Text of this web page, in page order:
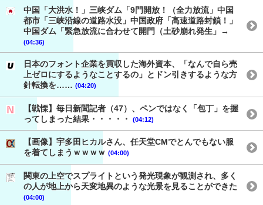
中国「大洪水！」三峡ダム「9門開放！（全力放流」中国
都市「三峡沿線の道路水没」中国政府「高速道路封鎖！」
中国ダム「緊急放流に合わせて開門（土砂崩れ発生」→
(04:36)
日本のフォント企業を買収した海外資本、「なんで自ら売
上ゼロにするようなことするの」とドン引きするような方
針転換を…… (04:20)
【戦慄】毎日新聞記者（47）、ペンではなく「包丁」を握
ってしまった結果・・・・・
(04:12)
【画像】宇多田ヒカルさん、任天堂CMでとんでもない服
を着てしまうｗｗｗｗ (04:00)
関東の上空でスプライトという発光現象が観測され、多く
の人が地上から天変地異のような光景を見ることができた
(04:00)